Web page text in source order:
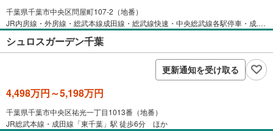
千葉県千葉市中央区問屋町107-2（地番）
JR内房線・外房線・総武本線成田線・総武線快速・中央総武線各駅停車・成... ほか
シュロスガーデン千葉
更新通知を受け取る
4,498万円～5,198万円
千葉県千葉市中央区祐光一丁目1013番（地番）
JR総武本線・成田線「東千葉」駅 徒歩6分 ほか